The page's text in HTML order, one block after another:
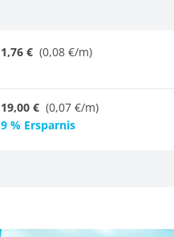
1,76 € (0,08 €/m)
19,00 € (0,07 €/m)
9 % Ersparnis